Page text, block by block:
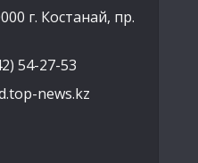
г. Костанай, пр.
54-27-53
news.kz